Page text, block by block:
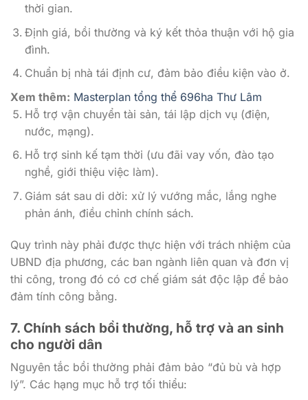
thời gian.
Định giá, bồi thường và ký kết thỏa thuận với hộ gia
đình.
Chuẩn bị nhà tái định cư, đảm bảo điều kiện vào ở.
Xem thêm: Masterplan tổng thể 696ha Thư Lâm
Hỗ trợ vận chuyển tài sản, tái lập dịch vụ (điện,
nước, mạng).
Hỗ trợ sinh kế tạm thời (ưu đãi vay vốn, đào tạo
nghề, giới thiệu việc làm).
Giám sát sau di dời: xử lý vướng mắc, lắng nghe
phản ánh, điều chỉnh chính sách.
Quy trình này phải được thực hiện với trách nhiệm của
UBND địa phương, các ban ngành liên quan và đơn vị
thi công, trong đó có cơ chế giám sát độc lập để bảo
đảm tính công bằng.
7. Chính sách bồi thường, hỗ trợ và an sinh
cho người dân
Nguyên tắc bồi thường phải đảm bảo “đủ bù và hợp
lý”. Các hạng mục hỗ trợ tối thiểu: